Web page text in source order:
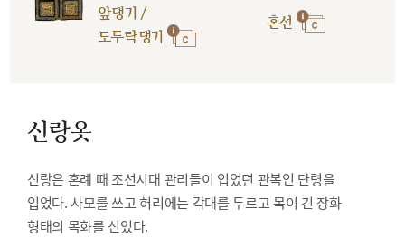
앞댕기 /
도투락댕기
혼선
신랑옷
신랑은 혼례 때 조선시대 관리들이 입었던 관복인 단령을
입었다. 사모를 쓰고 허리에는 각대를 두르고 목이 긴 장화
형태의 목화를 신었다.